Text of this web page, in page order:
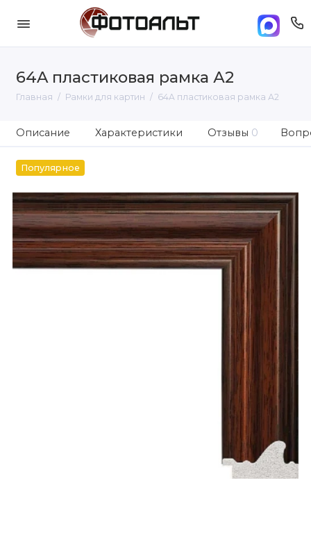
64A пластиковая рамка А2
Главная Рамки для картин 64A пластиковая рамка А2
Описание Характеристики Отзывы 0
Популярное